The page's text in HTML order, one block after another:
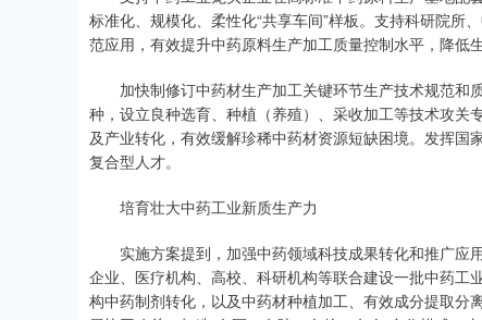
标准化、规模化、柔性化“共享车间”样板。支持科研院所
范应用，有效提升中药原料生产加工质量控制水平，降低
加快制修订中药材生产加工关键环节生产技术规范和
种，设立良种选育、种植（养殖）、采收加工等技术攻
及产业转化，有效缓解珍稀中药材资源短缺困境。发挥
复合型人才。
培育壮大中药工业新质生产力
实施方案提到，加强中药领域科技成果转化和推广应
企业、医疗机构、高校、科研机构等联合建设一批中药
构中药制剂转化，以及中药材种植加工、有效成分提取